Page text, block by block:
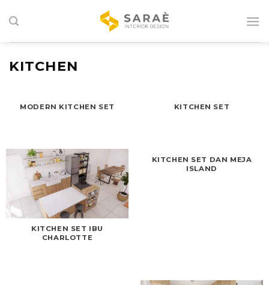
to
KITCHEN
MODERN KITCHEN SET KITCHEN SET
KITCHEN SET IBU
CHARLOTTE
KITCHEN SET DAN MEJA
ISLAND